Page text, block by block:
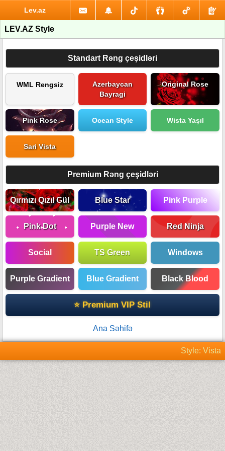
Lev.az
LEV.AZ Style
Standart Rəng çeşidləri
WML Rengsiz
Azerbaycan
Bayragi
Original Rose
Pink Rose Ocean Style Wista Yaşıl
Sari Vista
Premium Rəng çeşidləri
Qırmızı Qızıl Gül Blue Star Pink Purple
Pink Dot Purple New Red Ninja
Social TS Green Windows
Purple Gradient Blue Gradient Black Blood
⭐ Premium VIP Stil
Ana Səhifə
Style: Vista